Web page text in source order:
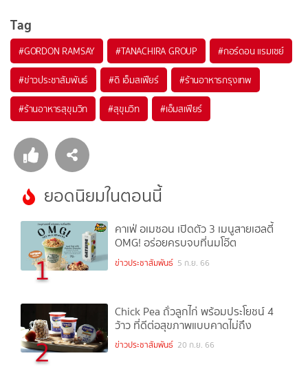
Tag
#GORDON RAMSAY #TANACHIRA GROUP #กอร์ดอน แรมเซย์
#ข่าวประชาสัมพันธ์ #ดิ เอ็มสเฟียร์ #ร้านอาหารกรุงเทพ
#ร้านอาหารสุขุมวิท #สุขุมวิท #เอ็มสเฟียร์
ยอดนิยมในตอนนี้
1
คาเฟ่ อเมซอน เปิดตัว 3 เมนูสายเฮลตี้
OMG! อร่อยครบจบที่นมโอ๊ต
ข่าวประชาสัมพันธ์ 5 ก.ย. 66
2
Chick Pea ถั่วลูกไก่ พร้อมประโยชน์ 4
ว้าว ที่ดีต่อสุขภาพแบบคาดไม่ถึง
ข่าวประชาสัมพันธ์ 20 ก.ย. 66